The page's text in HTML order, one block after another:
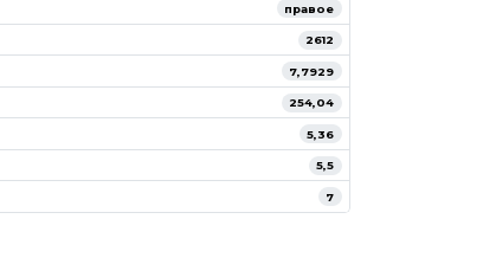
правое
2612
7,7929
254,04
5,36
5,5
7